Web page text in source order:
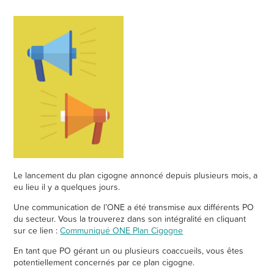
Le lancement du plan cigogne annoncé depuis plusieurs mois, a
eu lieu il y a quelques jours.
Une communication de l’ONE a été transmise aux différents PO
du secteur. Vous la trouverez dans son intégralité en cliquant
sur ce lien :Communiqué ONE Plan Cigogne
En tant que PO gérant un ou plusieurs coaccueils, vous êtes
potentiellement concernés par ce plan cigogne.